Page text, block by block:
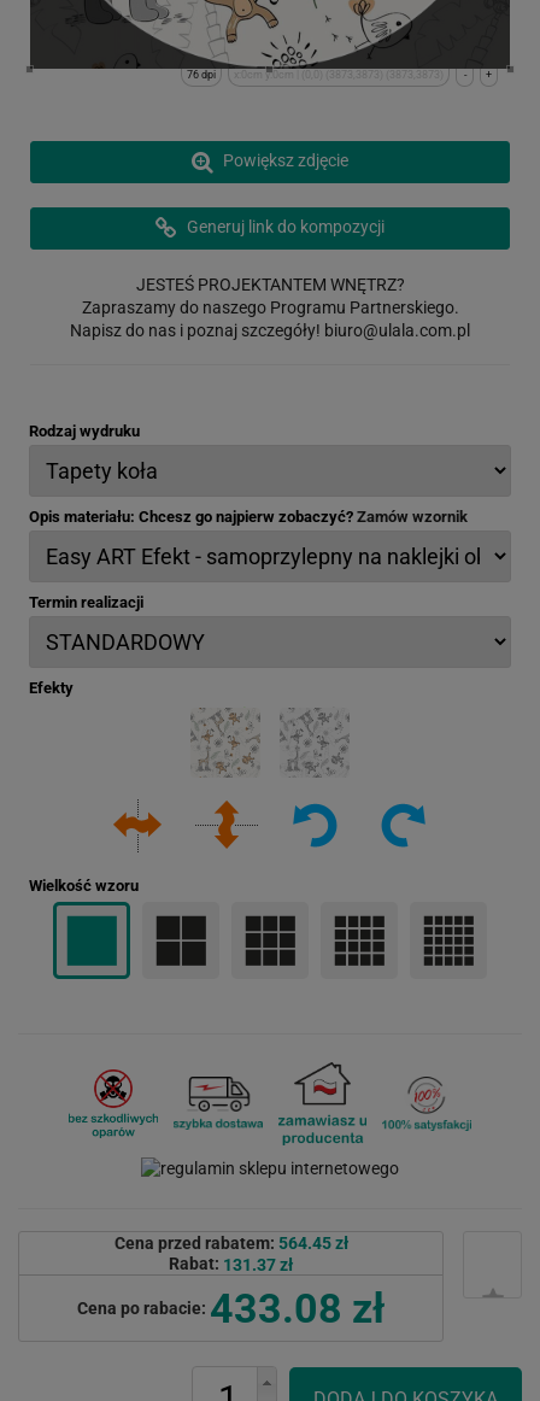
+
-
x:0cm y:0cm | (0,0) (3873,3873) (3873,3873)
76 dpi
Powiększ zdjęcie
Generuj link do kompozycji
JESTEŚ PROJEKTANTEM WNĘTRZ?
Zapraszamy do naszego Programu Partnerskiego.
Napisz do nas i poznaj szczegóły! biuro@ulala.com.pl
Rodzaj wydruku
Opis materiału: Chcesz go najpierw zobaczyć? Zamów wzornik
Termin realizacji
Efekty
Wielkość wzoru
Cena przed rabatem: 564.45 zł
Rabat: 131.37 zł
Cena po rabacie: 433.08 zł